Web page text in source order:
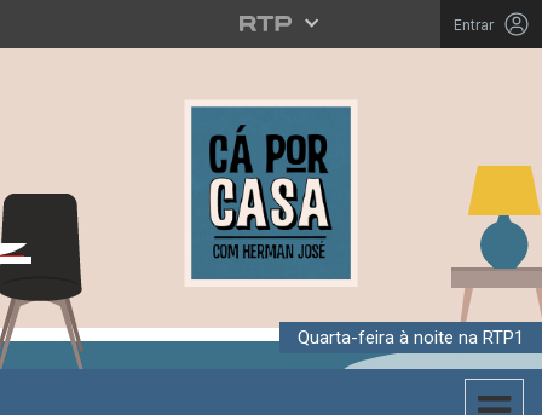
Entrar
Quarta-feira à noite na RTP1
Toggle